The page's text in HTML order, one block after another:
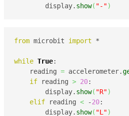
        display.
show( "-")
from microbit import *
while True:
    reading
= accelerometer.
if reading > 20:
        display.
show( "R")
elif reading < -20:
        display.
show( "L")